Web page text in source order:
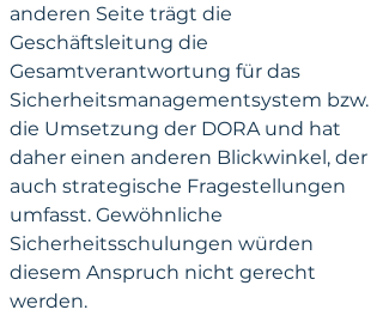
anderen Seite trägt die
Geschäftsleitung die
Gesamtverantwortung für das
Sicherheitsmanagementsystem bzw.
die Umsetzung der DORA und hat
daher einen anderen Blickwinkel, der
auch strategische Fragestellungen
umfasst. Gewöhnliche
Sicherheitsschulungen würden
diesem Anspruch nicht gerecht
werden.